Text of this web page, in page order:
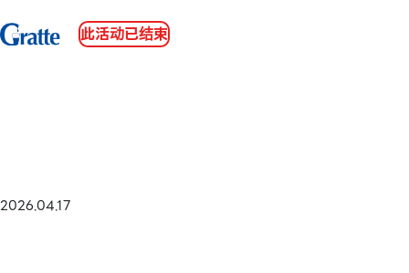
此活动已结束
2026.04.17